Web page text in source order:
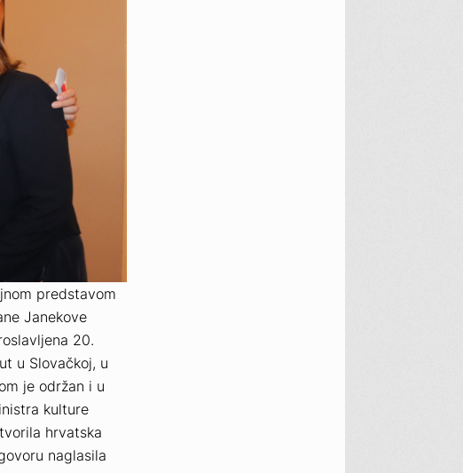
predstavom
Janekove
20.
u Slovačkoj, u
je održan i u
kulture
hrvatska
naglasila